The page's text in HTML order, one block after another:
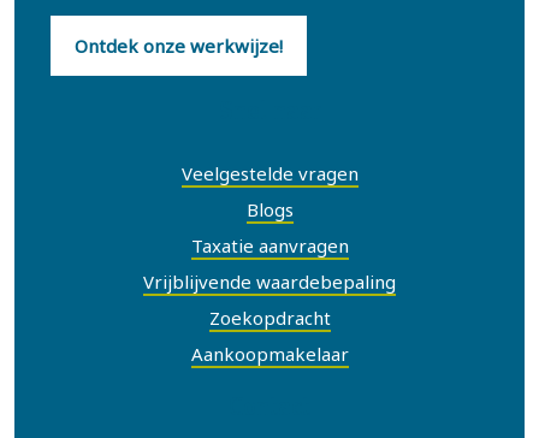
- Voorzien van zonnepanelen, hybride warmtepomp,
airco-installaties en spouwmuurisolatie (2022)
- Voormalige tennisbaan aanwezig
- Authentieke jaren ’30 details gecombineerd met modern
Ontdek onze werkwijze!
Veelgestelde vragen
Blogs
Taxatie aanvragen
Vrijblijvende waardebepaling
Zoekopdracht
Aankoopmakelaar